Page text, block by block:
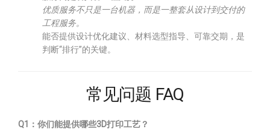
优质服务不只是一台机器，而是一整套从设计到交付的
工程服务。
能否提供设计优化建议、材料选型指导、可靠交期，是
判断“排行”的关键。
常见问题 FAQ
Q1：你们能提供哪些3D打印工艺？